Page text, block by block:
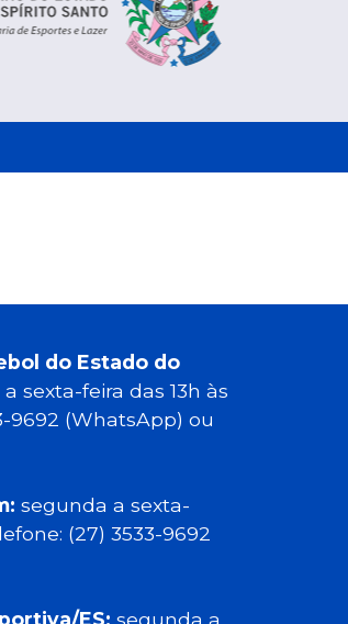
do Estado do
sexta-feira das 13h às
9692 (WhatsApp) ou
segunda a sexta-
(27) 3533-9692
ES: segunda a